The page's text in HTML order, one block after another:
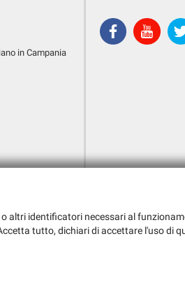
in Campania
altri identificatori necessari al
tutto, dichiari di accettare l'uso di